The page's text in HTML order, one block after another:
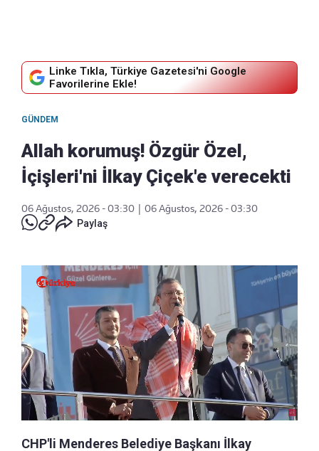
Linke Tıkla, Türkiye Gazetesi'ni Google
Favorilerine Ekle!
GÜNDEM
Allah korumuş! Özgür Özel,
İçişleri'ni İlkay Çiçek'e verecekti
06 Ağustos, 2026 - 03:30
06 Ağustos, 2026 - 03:30
Paylaş
CHP'li Menderes Belediye Başkanı İlkay